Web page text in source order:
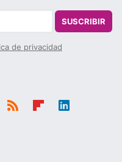
SUSCRIBIR
de privacidad